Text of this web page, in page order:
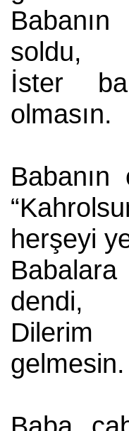
soldu,
İster
olmasın.
Babanın
herşeyi
dendi,
gelmesin.